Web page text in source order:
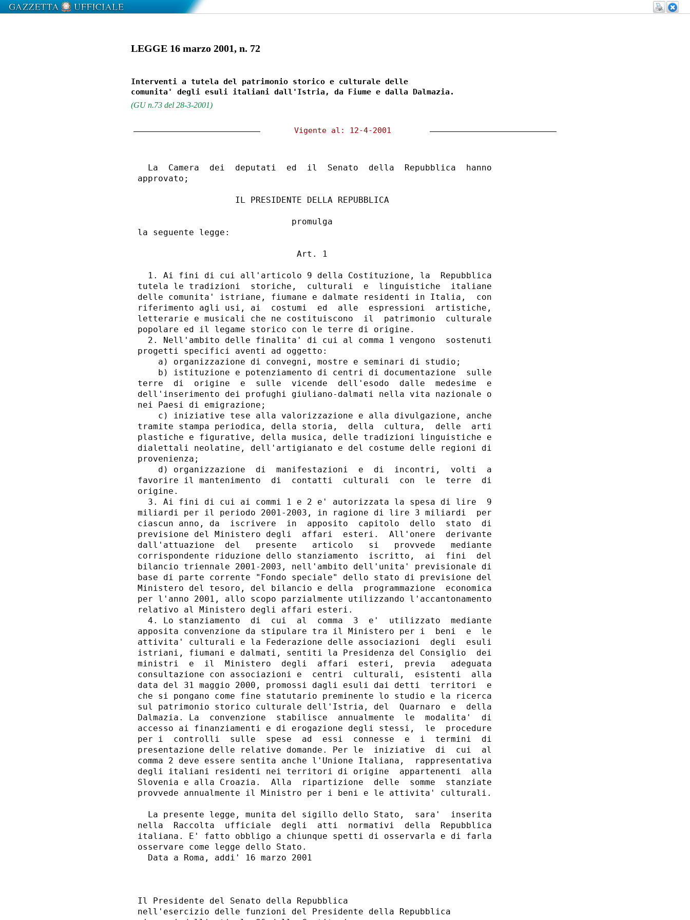
LEGGE 16 marzo 2001, n. 72
Interventi a tutela del patrimonio storico e culturale delle
(GU n.73 del 28-3-2001)
Vigente al: 12-4-2001
  La  Camera  dei  deputati  ed  il  Senato  della  Repubblica  hanno
approvato;
                   IL PRESIDENTE DELLA REPUBBLICA
                              promulga
la seguente legge:
                               Art. 1
  1. Ai fini di cui all'articolo 9 della Costituzione, la  Repubblica
tutela le tradizioni  storiche,  culturali  e  linguistiche  italiane
delle comunita' istriane, fiumane e dalmate residenti in Italia,  con
riferimento agli usi, ai  costumi  ed  alle  espressioni  artistiche,
letterarie e musicali che ne costituiscono  il  patrimonio  culturale
popolare ed il legame storico con le terre di origine.
  2. Nell'ambito delle finalita' di cui al comma 1 vengono  sostenuti
progetti specifici aventi ad oggetto:
    a) organizzazione di convegni, mostre e seminari di studio;
    b) istituzione e potenziamento di centri di documentazione  sulle
terre  di  origine  e  sulle  vicende  dell'esodo  dalle  medesime  e
dell'inserimento dei profughi giuliano-dalmati nella vita nazionale o
nei Paesi di emigrazione;
    c) iniziative tese alla valorizzazione e alla divulgazione, anche
tramite stampa periodica, della storia,  della  cultura,  delle  arti
plastiche e figurative, della musica, delle tradizioni linguistiche e
dialettali neolatine, dell'artigianato e del costume delle regioni di
provenienza;
    d) organizzazione  di  manifestazioni  e  di  incontri,  volti  a
favorire il mantenimento  di  contatti  culturali  con  le  terre  di
origine.
  3. Ai fini di cui ai commi 1 e 2 e' autorizzata la spesa di lire  9
miliardi per il periodo 2001-2003, in ragione di lire 3 miliardi  per
ciascun anno, da  iscrivere  in  apposito  capitolo  dello  stato  di
previsione del Ministero degli  affari  esteri.  All'onere  derivante
dall'attuazione  del   presente   articolo   si   provvede   mediante
corrispondente riduzione dello stanziamento  iscritto,  ai  fini  del
bilancio triennale 2001-2003, nell'ambito dell'unita' previsionale di
base di parte corrente "Fondo speciale" dello stato di previsione del
Ministero del tesoro, del bilancio e della  programmazione  economica
per l'anno 2001, allo scopo parzialmente utilizzando l'accantonamento
relativo al Ministero degli affari esteri.
  4. Lo stanziamento  di  cui  al  comma  3  e'  utilizzato  mediante
apposita convenzione da stipulare tra il Ministero per i  beni  e  le
attivita' culturali e la Federazione delle associazioni  degli  esuli
istriani, fiumani e dalmati, sentiti la Presidenza del Consiglio  dei
ministri  e  il  Ministero  degli  affari  esteri,  previa   adeguata
consultazione con associazioni e  centri  culturali,  esistenti  alla
data del 31 maggio 2000, promossi dagli esuli dai detti  territori  e
che si pongano come fine statutario preminente lo studio e la ricerca
sul patrimonio storico culturale dell'Istria, del  Quarnaro  e  della
Dalmazia. La  convenzione  stabilisce  annualmente  le  modalita'  di
accesso ai finanziamenti e di erogazione degli stessi,  le  procedure
per i  controlli  sulle  spese  ad  essi  connesse  e  i  termini  di
presentazione delle relative domande. Per le  iniziative  di  cui  al
comma 2 deve essere sentita anche l'Unione Italiana,  rappresentativa
degli italiani residenti nei territori di origine  appartenenti  alla
Slovenia e alla Croazia.  Alla  ripartizione  delle  somme  stanziate
provvede annualmente il Ministro per i beni e le attivita' culturali.
  La presente legge, munita del sigillo dello Stato,  sara'  inserita
nella  Raccolta  ufficiale  degli  atti  normativi  della  Repubblica
italiana. E' fatto obbligo a chiunque spetti di osservarla e di farla
osservare come legge dello Stato.
  Data a Roma, addi' 16 marzo 2001
Il Presidente del Senato della Repubblica
nell'esercizio delle funzioni del Presidente della Repubblica